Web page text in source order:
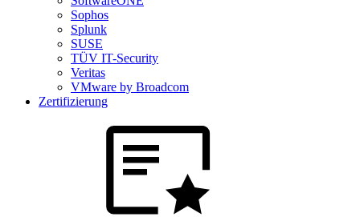
Sophos
Splunk
SUSE
TÜV IT-Security
Veritas
VMware by Broadcom
Zertifizierung